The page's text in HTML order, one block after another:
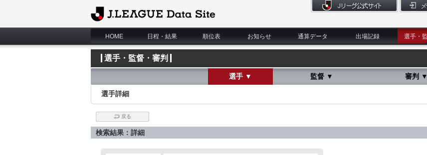
J.League Data Site
HOME 日程・結果 順位表 お知らせ 通算データ 出場記録 選手・
選手・監督・審判
選手 ▼ 監督 ▼ 審判 ▼
選手詳細
戻る
検索結果：詳細